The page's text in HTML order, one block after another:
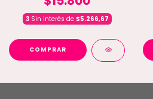
3Sin interés de $5.266,67
COMPRAR